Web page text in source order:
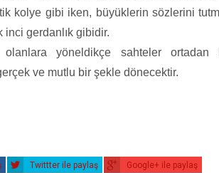
kolye gibi iken, büyüklerin sözlerini
gerdanlık gibidir.
yöneldikçe sahteler ortadan
ve mutlu bir şekle dönecektir.
Twittter ile paylaş Google+ ile paylaş